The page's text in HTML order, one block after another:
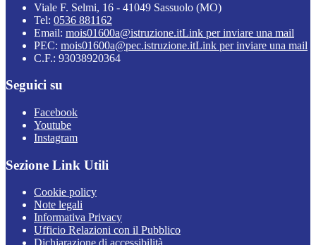
Viale F. Selmi, 16 - 41049 Sassuolo (MO)
Tel: 0536 881162
Email: mois01600a@istruzione.itLink per inviare una mail
PEC: mois01600a@pec.istruzione.itLink per inviare una mail
C.F.: 93038920364
Seguici su
Facebook
Youtube
Instagram
Sezione Link Utili
Cookie policy
Note legali
Informativa Privacy
Ufficio Relazioni con il Pubblico